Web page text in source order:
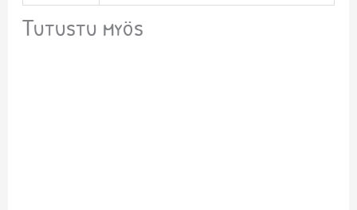
Tutustu myös